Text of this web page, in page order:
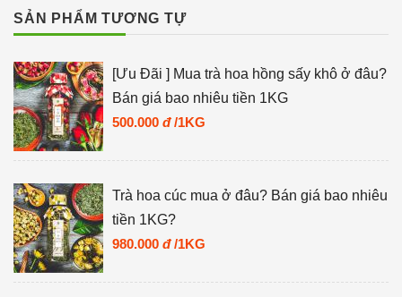
SẢN PHẨM TƯƠNG TỰ
[Ưu Đãi ] Mua trà hoa hồng sấy khô ở đâu?
Bán giá bao nhiêu tiền 1KG
500.000 đ /1KG
Trà hoa cúc mua ở đâu? Bán giá bao nhiêu
tiền 1KG?
980.000 đ /1KG